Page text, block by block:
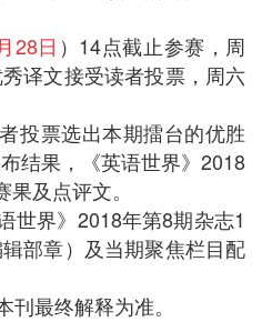
28日 ） 14点截止参赛，周
译文接受读者投票，周六
投票选出本期擂台的优胜
结果，《英语世界》2018
及点评文。
世界》 2018年第8期杂志1
部章）及当期聚焦栏目配
最终解释为准。